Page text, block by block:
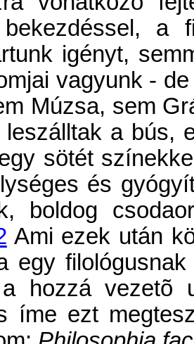
a
igényt,
vagyunk -
Múzsa, sem
a bús,
sötét
és
boldog
Ami ezek után
egy
hozzá vezetõ
íme ezt